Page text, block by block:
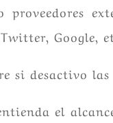
proveedores
Google,
si desactivo las
el